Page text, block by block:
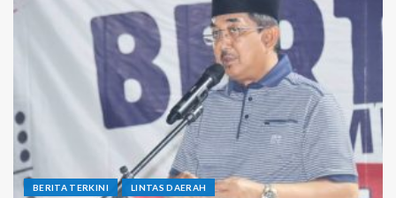
BERITA TERKINI LINTAS DAERAH